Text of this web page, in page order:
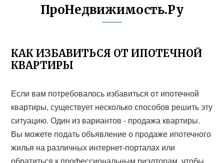
ПроНедвижимость.Ру
КАК ИЗБАВИТЬСЯ ОТ ИПОТЕЧНОЙ
КВАРТИРЫ
Если вам потребовалось избавиться от ипотечной
квартиры, существует несколько способов решить эту
ситуацию. Один из вариантов - продажа квартиры.
Вы можете подать объявление о продаже ипотечного
жилья на различных интернет-порталах или